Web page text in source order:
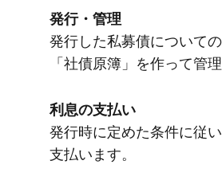
発行・管理
発行した​私募債に​ついての​
「社債原簿」を​作って​管理
利息の​支払い
発行時に​定めた​条件に​従
支払います。